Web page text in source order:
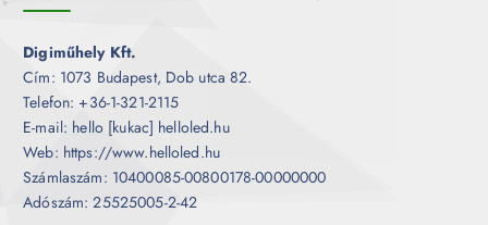
Digiműhely Kft.
Cím: 1073 Budapest, Dob utca 82.
Telefon: +36-1-321-2115
E-mail: hello [kukac] helloled.hu
Web: https://www.helloled.hu
Számlaszám: 10400085-00800178-00000000
Adószám: 25525005-2-42